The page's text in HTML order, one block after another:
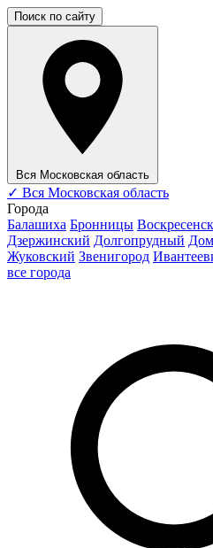
Поиск по сайту
Вся Московская область
✓ Вся Московская область
Города
Балашиха Бронницы Воскресенск
Дзержинский Долгопрудный
Жуковский Звенигород
все города